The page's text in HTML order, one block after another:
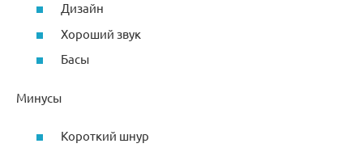
Дизайн
Хороший звук
Басы
Минусы
Короткий шнур